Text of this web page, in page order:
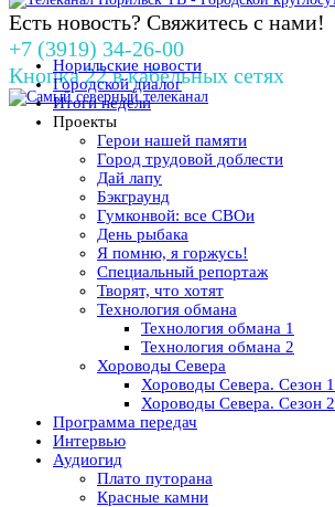
Есть новость? Свяжитесь с нами!
+7 (3919) 34-26-00
Кнопка 22 в кабельных сетях
Норильские новости
Городской диалог
Итоги недели
Проекты
Герои нашей памяти
Город трудовой доблести
Дай лапу
Бэкграунд
Гумконвой: все СВОи
День рыбака
Я помню, я горжусь!
Специальный репортаж
Творят, что хотят
Технология обмана
Технология обмана 1
Технология обмана 2
Хороводы Севера
Хороводы Севера. Сезон 1
Хороводы Севера. Сезон 2
Программа передач
Интервью
Аудиогид
Плато путорана
Красные камни